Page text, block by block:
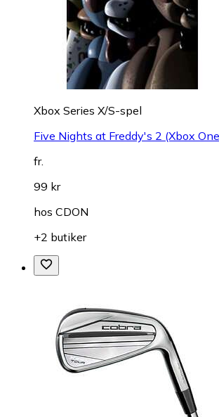
Xbox Series X/S-spel
Five Nights at Freddy's 2 (Xbox
fr.
99 kr
hos CDON
+2 butiker